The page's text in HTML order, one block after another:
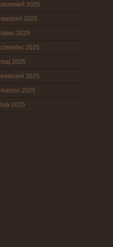
wrzesień 2025
sierpień 2025
lipiec 2025
czerwiec 2025
maj 2025
kwiecień 2025
marzec 2025
luty 2025